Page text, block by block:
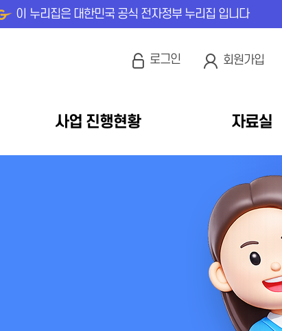
이 누리집은 대한민국 공식 전자정부 누리집 입니다
로그인 회원가입
사업 진행현황 자료실